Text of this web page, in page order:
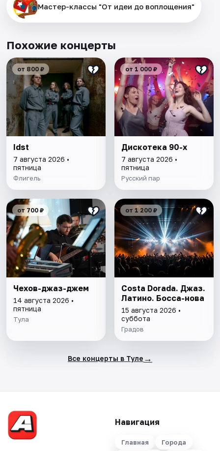
Мастер-классы "От идеи до воплощения"
Похожие концерты
от 800 ₽
Idst
7 августа 2026 •
пятница
Флигель
от 1 000 ₽
Дискотека 90-х
7 августа 2026 •
пятница
Русский пар
от 700 ₽
Чехов-джаз-джем
14 августа 2026 •
пятница
Тула
от 1 200 ₽
Costa Dorada. Джаз.
Латино. Босса-нова
15 августа 2026 •
суббота
Градов
Все концерты в Туле →
Навигация
Главная Города